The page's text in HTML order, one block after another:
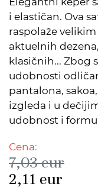
i elastičan. Ova
raspolaže
aktuelnih
klasičnih... Zbog
udobnosti
pantalona,
izgleda i u
udobnost i
Cena:
7,03eur
2,11 eur